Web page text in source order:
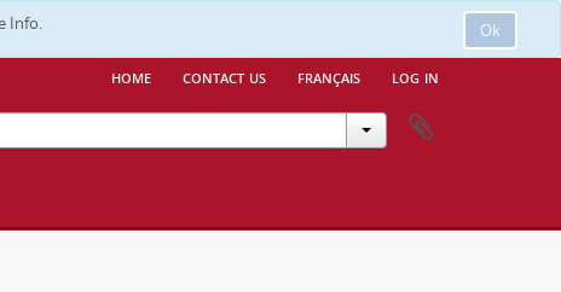
Ok
Info.
home contact us français log in